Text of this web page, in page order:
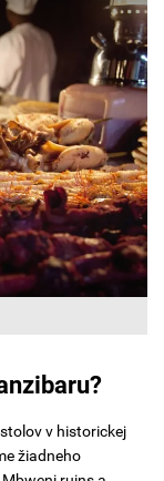
v historickej
žiadneho